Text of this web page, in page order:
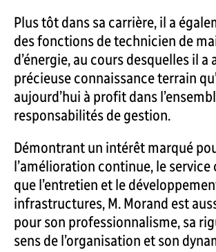
Plus tôt dans sa carrière, il a
des fonctions de technicien de
d’énergie, au cours desquelles il a
précieuse connaissance terrain
aujourd’hui à profit dans
responsabilités de gestion.
Démontrant un intérêt marqué
l’amélioration continue, le
que l’entretien et le
infrastructures, M. Morand est
pour son professionnalisme, sa
sens de l’organisation et son